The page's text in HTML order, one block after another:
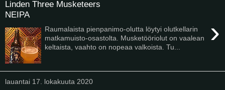
Linden Three Musketeers
NEIPA
›
Raumalaista pienpanimo-olutta löytyi olutkellarin
matkamuisto-osastolta. Musketööriolut on vaalean
keltaista, vaahto on nopeaa valkoista. Tu...
lauantai 17. lokakuuta 2020